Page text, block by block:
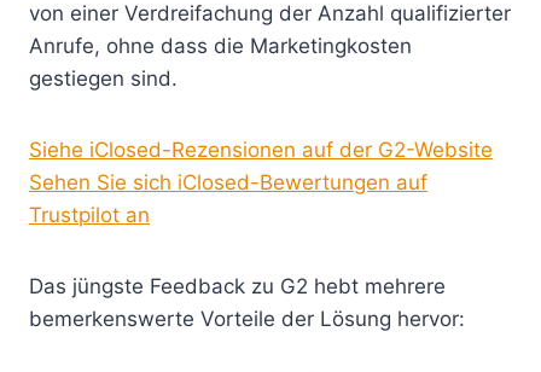
von einer Verdreifachung der Anzahl qualifizierter
Anrufe, ohne dass die Marketingkosten
gestiegen sind.
Siehe iClosed-Rezensionen auf der G2-Website
Sehen Sie sich iClosed-Bewertungen auf
Trustpilot an
Das jüngste Feedback zu G2 hebt mehrere
bemerkenswerte Vorteile der Lösung hervor: